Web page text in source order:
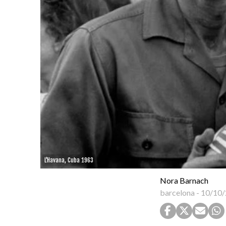
L'Havana, Cuba 1963
Nora Barnach
barcelona - 10/